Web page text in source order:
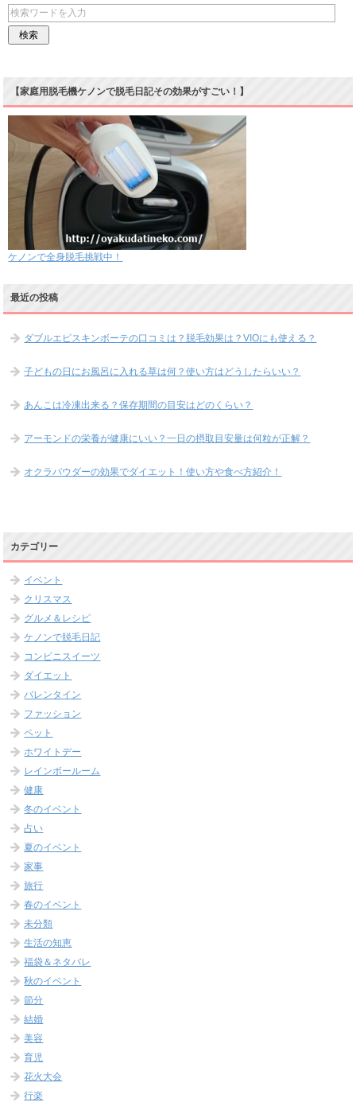
【家庭用脱毛機ケノンで脱毛日記その効果がすごい！】
ケノンで全身脱毛挑戦中！
最近の投稿
ダブルエピスキンボーテの口コミは？脱毛効果は？VIOにも使える？
子どもの日にお風呂に入れる草は何？使い方はどうしたらいい？
あんこは冷凍出来る？保存期間の目安はどのくらい？
アーモンドの栄養が健康にいい？一日の摂取目安量は何粒が正解？
オクラパウダーの効果でダイエット！使い方や食べ方紹介！
カテゴリー
イベント
クリスマス
グルメ＆レシピ
ケノンで脱毛日記
コンビニスイーツ
ダイエット
バレンタイン
ファッション
ペット
ホワイトデー
レインボールーム
健康
冬のイベント
占い
夏のイベント
家事
旅行
春のイベント
未分類
生活の知恵
福袋＆ネタバレ
秋のイベント
節分
結婚
美容
育児
花火大会
行楽